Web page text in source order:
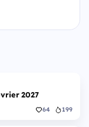
2027
64 199